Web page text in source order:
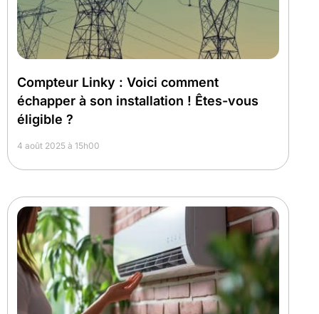
Compteur Linky : Voici comment
échapper à son installation ! Êtes-vous
éligible ?
4 août 2025 à 15h00